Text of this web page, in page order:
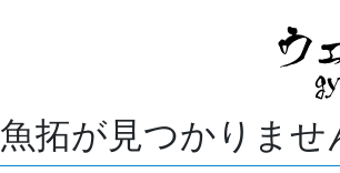
魚拓が見つかりませ